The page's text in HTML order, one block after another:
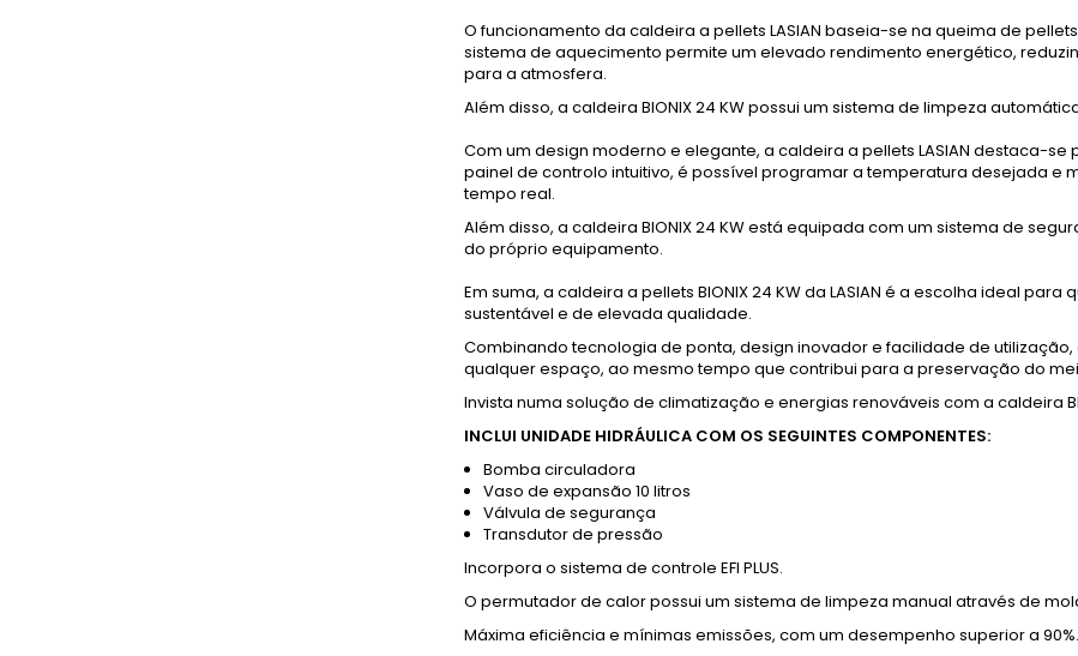
O funcionamento da caldeira a pellets LASIAN baseia-se na queima de
sistema de aquecimento permite um elevado rendimento energético,
para a atmosfera.
Além disso, a caldeira BIONIX 24 KW possui um sistema de limpeza
Com um design moderno e elegante, a caldeira a pellets LASIAN destaca-
painel de controlo intuitivo, é possível programar a temperatura desejada e
tempo real.
Além disso, a caldeira BIONIX 24 KW está equipada com um sistema de
do próprio equipamento.
Em suma, a caldeira a pellets BIONIX 24 KW da LASIAN é a escolha ideal
sustentável e de elevada qualidade.
Combinando tecnologia de ponta, design inovador e facilidade de
qualquer espaço, ao mesmo tempo que contribui para a preservação do
Invista numa solução de climatização e energias renováveis com a caldeira
INCLUI UNIDADE HIDRÁULICA COM OS SEGUINTES COMPONENTES:
Bomba circuladora
Vaso de expansão 10 litros
Válvula de segurança
Transdutor de pressão
Incorpora o sistema de controle EFI PLUS.
O permutador de calor possui um sistema de limpeza manual através de
Máxima eficiência e mínimas emissões, com um desempenho superior a 90%.